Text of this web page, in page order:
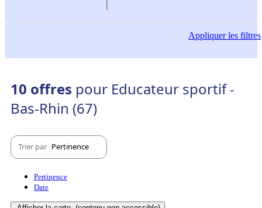
Appliquerles filtres
10 offres pour Educateur sportif -
Bas-Rhin (67)
Trier par Pertinence
Pertinence
Date